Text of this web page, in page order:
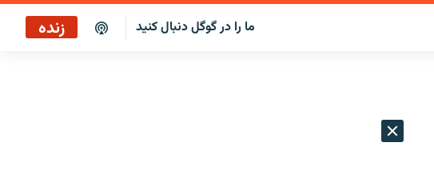
ما را در گوگل دنبال کنید زنده